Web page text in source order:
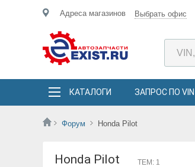
Адреса магазинов Выбрать офис
КАТАЛОГИ ЗАПРОС ПО VIN
Форум Honda Pilot
Honda Pilot ТЕМ: 1